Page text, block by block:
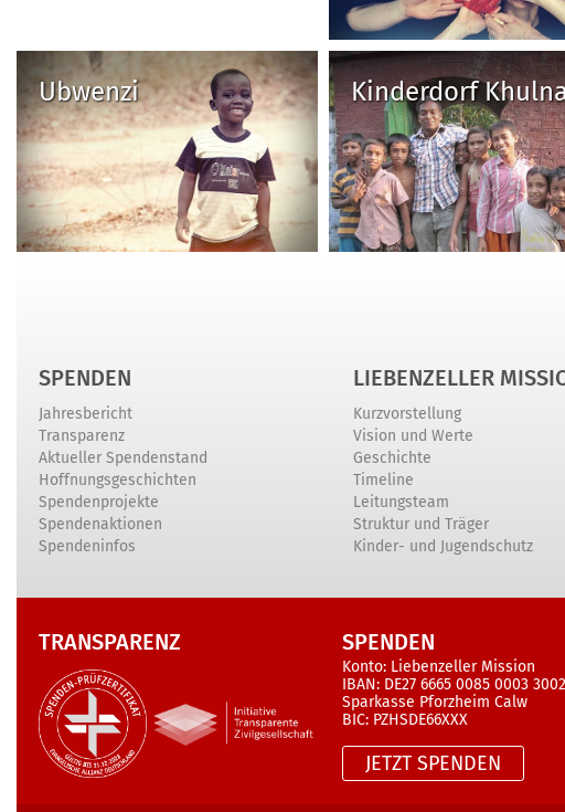
Ubwenzi Kinderdorf
SPENDEN
Jahresbericht
Transparenz
Aktueller Spendenstand
Hoffnungsgeschichten
Spendenprojekte
Spendenaktionen
Spendeninfos
LIEBENZELLER
Kurzvorstellung
Vision und Werte
Geschichte
Timeline
Leitungsteam
Struktur und Träger
Kinder- und Jugendschutz
TRANSPARENZ SPENDEN
Konto: Liebenzeller Mission
IBAN: DE27 6665 0085 0003
Sparkasse Pforzheim Calw
BIC: PZHSDE66XXX
JETZT SPENDEN